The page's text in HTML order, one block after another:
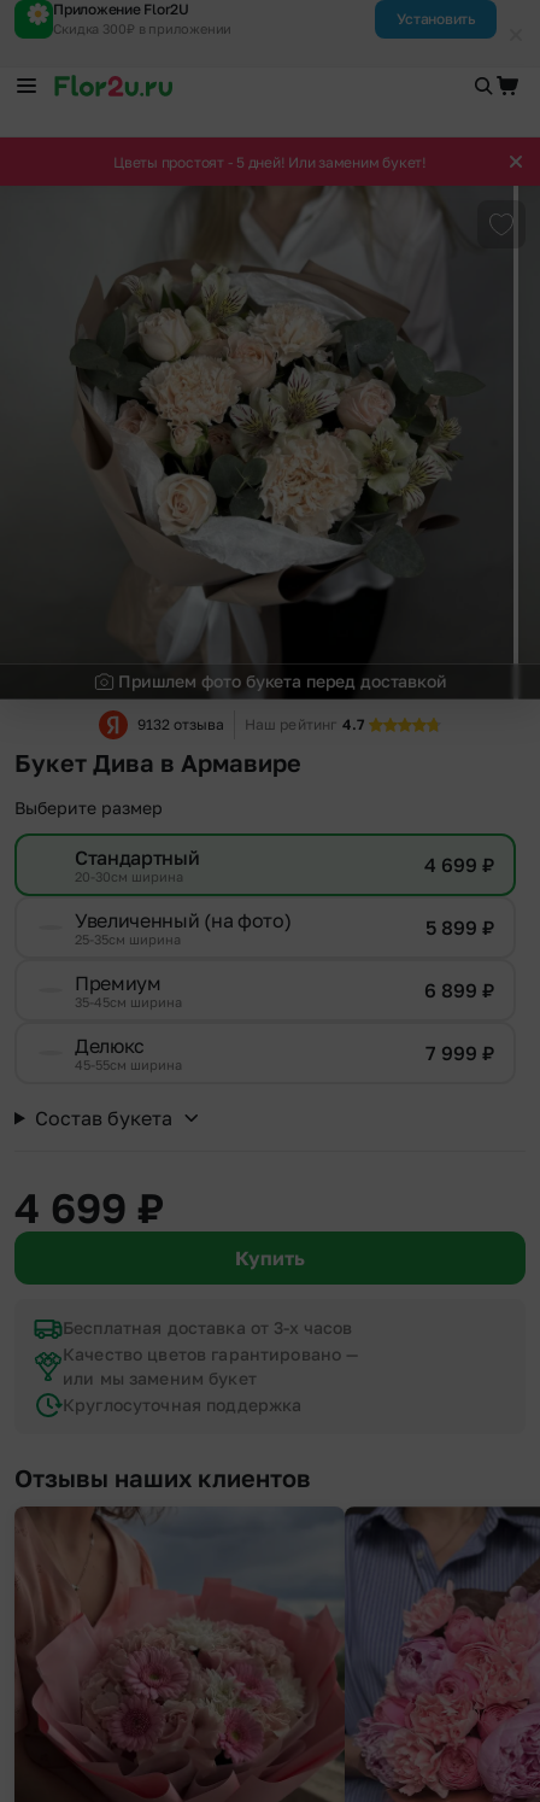
Приложение Flor2U
Скидка 300₽ в приложении
Установить
Цветы простоят - 5 дней! Или заменим букет!
Пришлем фото букета перед доставкой
9132 отзыва Наш рейтинг 4.7
Букет Дива в Армавире
Выберите размер
Стандартный
20-30см ширина 4 699 ₽
Увеличенный (на фото)
25-35см ширина 5 899 ₽
Премиум
35-45см ширина 6 899 ₽
Делюкс
45-55см ширина 7 999 ₽
Состав букета
4 699 ₽
Купить
Бесплатная доставка от 3-х часов
Качество цветов гарантировано —
или мы заменим букет
Круглосуточная поддержка
Отзывы наших клиентов